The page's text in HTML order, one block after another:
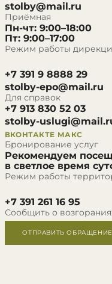
stolby@mail.ru
Приёмная
Пн-чт: 9:00–18:00
Пт: 9:00–17:00
Режим работы
+7 391 9 8888 29
stolby-epo@mail.ru
Для справок
+7 913 830 52 03
stolby-
ВКОНТАКТЕ МАКС
Бронирование услуг
Рекомендуем
в светлое время
Режим работы
+7 391 261 16 95
Сообщить о
ОТПРАВИТЬ ОБРАЩЕНИЕ